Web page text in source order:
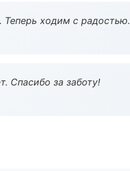
Теперь ходим с радостью.
Спасибо за заботу!